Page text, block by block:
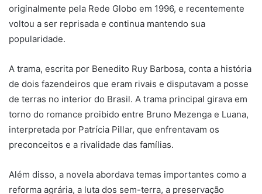
originalmente pela Rede Globo em 1996, e recentemente
voltou a ser reprisada e continua mantendo sua
popularidade.
A trama, escrita por Benedito Ruy Barbosa, conta a história
de dois fazendeiros que eram rivais e disputavam a posse
de terras no interior do Brasil. A trama principal girava em
torno do romance proibido entre Bruno Mezenga e Luana,
interpretada por Patrícia Pillar, que enfrentavam os
preconceitos e a rivalidade das famílias.
Além disso, a novela abordava temas importantes como a
reforma agrária, a luta dos sem-terra, a preservação